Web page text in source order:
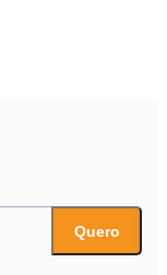
Quero